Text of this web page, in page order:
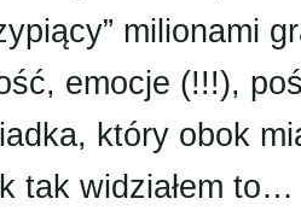
milionami
emocje (!!!),
który obok
tak widziałem